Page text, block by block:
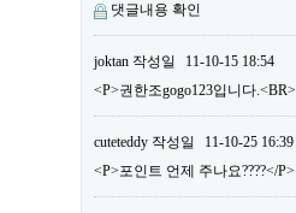
댓글내용 확인
joktan 작성일
11-10-15 18:54
<P>권한조gogo123입니다
cuteteddy 작성일
11-10-25 16:39
<P>포인트 언제 주나요????</P>